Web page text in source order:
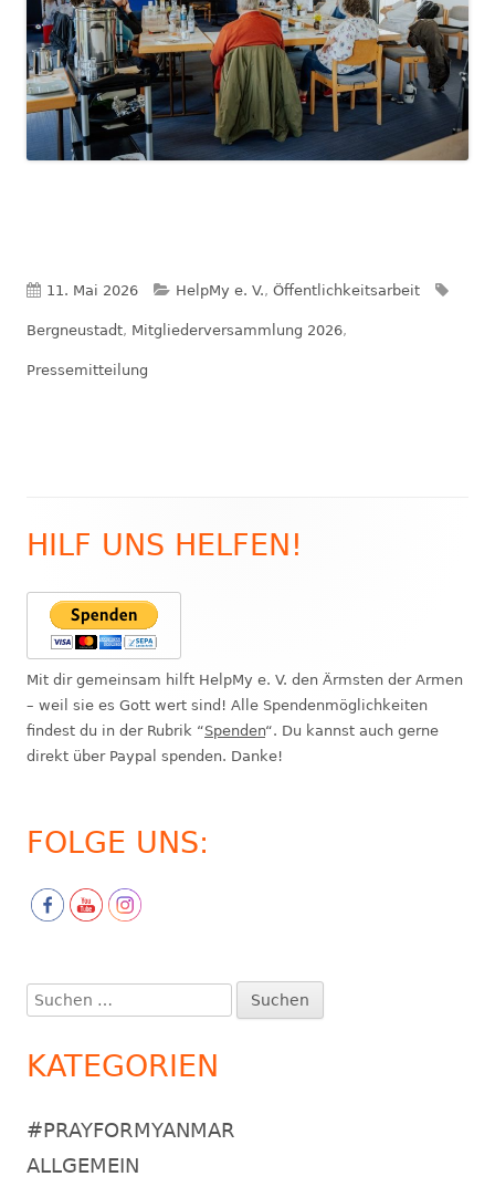
Veröffentlicht
am
11. Mai 2026 Kategorien
HelpMy e. V., Öffentlichkeitsarbeit
Bergneustadt, Mitgliederversammlung 2026,
Pressemitteilung
Haupt-
Seitenleiste
HILF UNS HELFEN!
Mit dir gemeinsam hilft HelpMy e. V. den Ärmsten der Armen
– weil sie es Gott wert sind! Alle Spendenmöglichkeiten
findest du in der Rubrik “Spenden“. Du kannst auch gerne
direkt über Paypal spenden. Danke!
FOLGE UNS:
Suchen
nach:
KATEGORIEN
#PRAYFORMYANMAR
ALLGEMEIN